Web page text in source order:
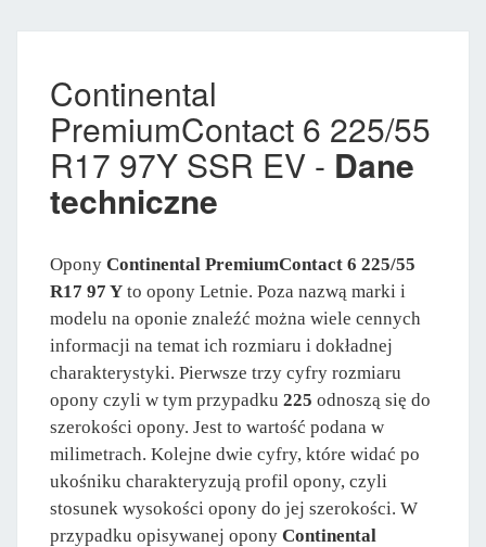
Continental
PremiumContact 6 225/55
R17 97Y SSR EV - Dane
techniczne
Opony Continental PremiumContact 6 225/55
R17 97 Y to opony Letnie. Poza nazwą marki i
modelu na oponie znaleźć można wiele cennych
informacji na temat ich rozmiaru i dokładnej
charakterystyki. Pierwsze trzy cyfry rozmiaru
opony czyli w tym przypadku 225 odnoszą się do
szerokości opony. Jest to wartość podana w
milimetrach. Kolejne dwie cyfry, które widać po
ukośniku charakteryzują profil opony, czyli
stosunek wysokości opony do jej szerokości. W
przypadku opisywanej opony Continental